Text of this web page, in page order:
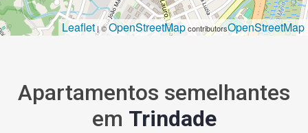
Leaflet| ©OpenStreetMapcontributorsOpenStreetMap
Apartamentos semelhantes
em Trindade